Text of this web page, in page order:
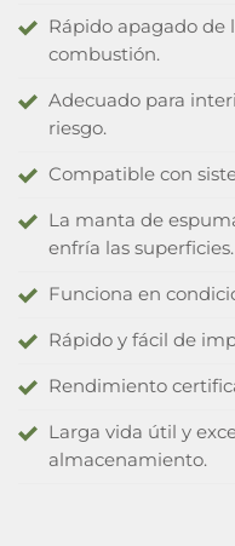
Rápido apagado de
combustión.
Adecuado para
riesgo.
Compatible con
La manta de
enfría las superficies.
Funciona en
Rápido y fácil de
Rendimiento
Larga vida útil y
almacenamiento.